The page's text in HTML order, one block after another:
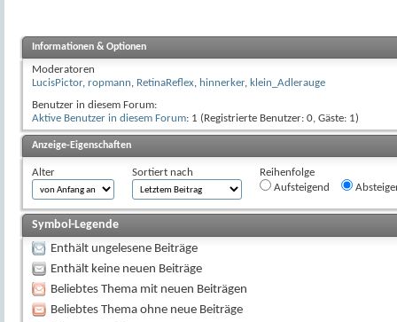
Informationen & Optionen
Moderatoren
LucisPictor, ropmann, RetinaReflex, hinnerker, klein_Adlerauge
Benutzer in diesem Forum:
Aktive Benutzer in diesem Forum: 1 (Registrierte Benutzer: 0, Gäste: 1)
Anzeige-Eigenschaften
Alter Sortiert nach
Reihenfolge
Aufsteigend
Symbol-Legende
Enthält ungelesene Beiträge
Enthält keine neuen Beiträge
Beliebtes Thema mit neuen Beiträgen
Beliebtes Thema ohne neue Beiträge